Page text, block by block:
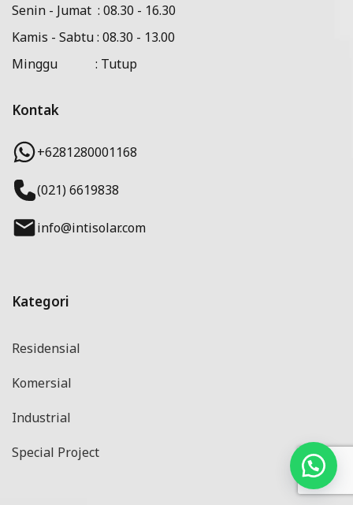
Senin - Jumat : 08.30 - 16.30
Kamis - Sabtu : 08.30 - 13.00
Minggu : Tutup
Kontak
+6281280001168
(021) 6619838
info@intisolar.com
Kategori
Residensial
Komersial
Industrial
Special Project